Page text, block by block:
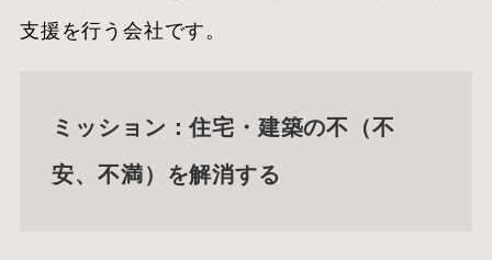
支援を行う会社です。
ミッション：住宅・建築の不（不
安、不満）を解消する